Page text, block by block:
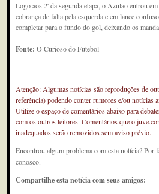
Logo aos 2' da segunda etapa, o Azulão entrou
cobrança de falta pela esquerda e em lance
completar para o fundo do gol, deixando os
Fonte:O Curioso do Futebol
Atenção: Algumas notícias são reproduções de
referência) podendo conter rumores e/ou notícias
Utilize o espaço de comentários abaixo para
com os outros leitores. Comentários que o
inadequados serão removidos sem aviso prévio.
Encontrou algum problema com esta notícia? Por
conosco.
Compartilhe esta notícia com seus amigos: